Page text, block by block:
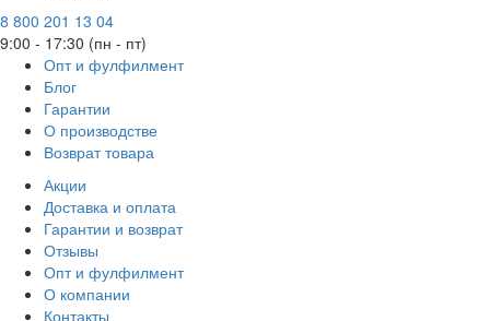
8 800 201 13 04
9:00 - 17:30 (пн - пт)
Опт и фулфилмент
Блог
Гарантии
О производстве
Возврат товара
Акции
Доставка и оплата
Гарантии и возврат
Отзывы
Опт и фулфилмент
О компании
Контакты